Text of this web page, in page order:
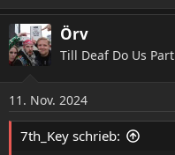
Örv
Till Deaf Do Us Part
11. Nov. 2024
7th_Key schrieb: